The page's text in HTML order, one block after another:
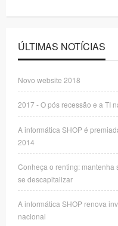
ÚLTIMAS NOTÍCIAS
Novo website 2018
2017 - O pós recessão e a TI
A informática SHOP é
2014
Conheça o renting:
se descapitalizar
A informática SHOP renova
nacional